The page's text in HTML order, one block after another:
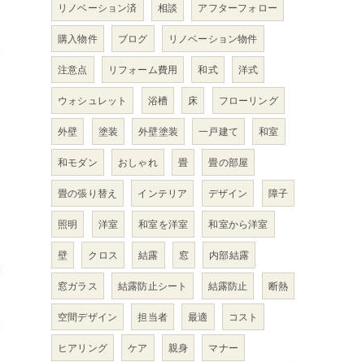
リノベーション済 相談 アフターフォロー
購入物件 ブログ リノベーション物件
注意点 リフォーム費用 和式 洋式
ウォシュレット 浴槽 床 フローリング
外壁 塗装 外壁塗装 一戸建て 和室
和モダン おしゃれ 畳 畳の部屋
畳の張り替え インテリア デザイン 障子
照明 洋室 和室を洋室 和室から洋室
壁 クロス 結露 窓 内部結露
窓ガラス 結露防止シート 結露防止 断熱
空間デザイン 担当者 最適 コスト
ヒアリング ケア 親身 マナー